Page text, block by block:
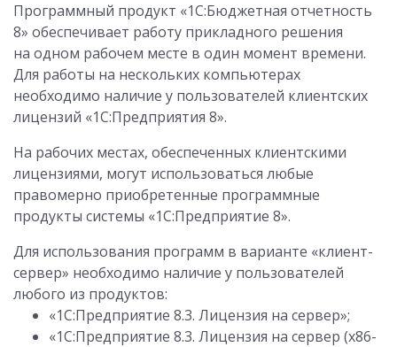
Программный продукт «1С:Бюджетная отчетность
8» обеспечивает работу прикладного решения
на одном рабочем месте в один момент времени.
Для работы на нескольких компьютерах
необходимо наличие у пользователей клиентских
лицензий «1С:Предприятия 8».
На рабочих местах, обеспеченных клиентскими
лицензиями, могут использоваться любые
правомерно приобретенные программные
продукты системы «1С:Предприятие 8».
Для использования программ в варианте «клиент-
сервер» необходимо наличие у пользователей
любого из продуктов:
«1С:Предприятие 8.3. Лицензия на сервер»;
«1С:Предприятие 8.3. Лицензия на сервер (x86-